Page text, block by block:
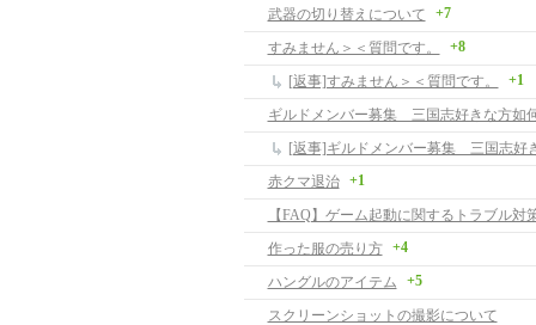
武器の切り替えについて +7
すみません＞＜質問です。 +8
[返事]すみません＞＜質問です。 +1
ギルドメンバー募集 三国志好きな方如
赤クマ退治 +1
【FAQ】ゲーム起動に関するトラブル対
作った服の売り方
+4
ハングルのアイテム +5
スクリーンショットの撮影について